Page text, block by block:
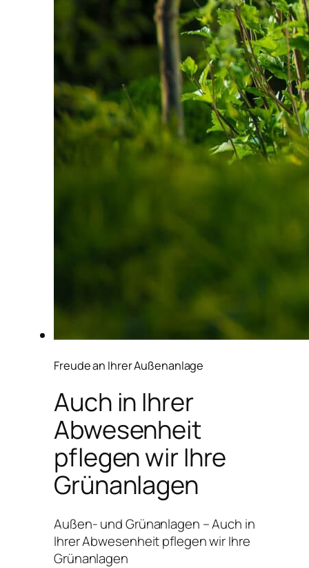
Freude an Ihrer Außenanlage
Auch in Ihrer
Abwesenheit
pflegen wir Ihre
Grünanlagen
Außen- und Grünanlagen – Auch in
Ihrer Abwesenheit pflegen wir Ihre
Grünanlagen